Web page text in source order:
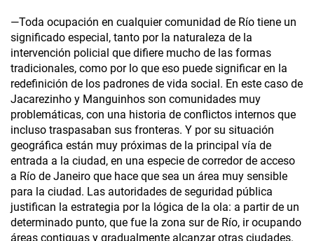
—Toda ocupación en cualquier comunidad de Río tiene un
significado especial, tanto por la naturaleza de la
intervención policial que difiere mucho de las formas
tradicionales, como por lo que eso puede significar en la
redefinición de los padrones de vida social. En este caso de
Jacarezinho y Manguinhos son comunidades muy
problemáticas, con una historia de conflictos internos que
incluso traspasaban sus fronteras. Y por su situación
geográfica están muy próximas de la principal vía de
entrada a la ciudad, en una especie de corredor de acceso
a Río de Janeiro que hace que sea un área muy sensible
para la ciudad. Las autoridades de seguridad pública
justifican la estrategia por la lógica de la ola: a partir de un
determinado punto, que fue la zona sur de Río, ir ocupando
áreas contiguas y gradualmente alcanzar otras ciudades.